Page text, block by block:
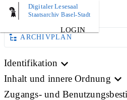
Digitaler Lesesaal
Staatsarchiv Basel-Stadt
LOGIN
BILD
ARCHIVPLAN
Identifikation
Inhalt und innere Ordnung
Zugangs- und